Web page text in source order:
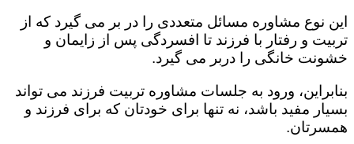
این نوع مشاوره مسائل متعددی را در بر می گیرد که از
تربیت و رفتار با فرزند تا افسردگی پس از زایمان و
خشونت خانگی را دربر می گیرد.
بنابراین، ورود به جلسات مشاوره تربیت فرزند می تواند
بسیار مفید باشد، نه تنها برای خودتان که برای فرزند و
همسرتان.